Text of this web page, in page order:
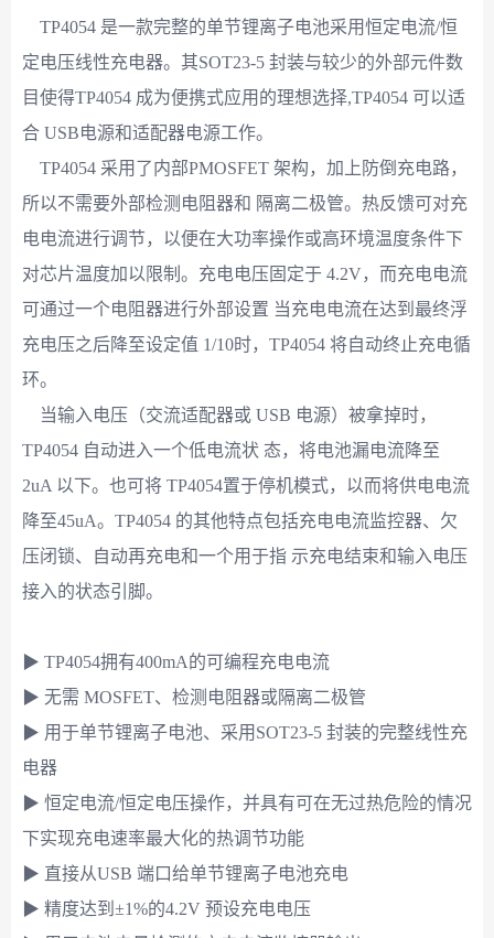
TP4054 是一款完整的单节锂离子电池采用恒定电流/恒
定电压线性充电器。其SOT23-5 封装与较少的外部元件数
目使得TP4054 成为便携式应用的理想选择,TP4054 可以适
合 USB电源和适配器电源工作。
TP4054 采用了内部PMOSFET 架构，加上防倒充电路，
所以不需要外部检测电阻器和 隔离二极管。热反馈可对充
电电流进行调节，以便在大功率操作或高环境温度条件下
对芯片温度加以限制。充电电压固定于 4.2V，而充电电流
可通过一个电阻器进行外部设置 当充电电流在达到最终浮
充电压之后降至设定值 1/10时，TP4054 将自动终止充电循
环。
当输入电压（交流适配器或 USB 电源）被拿掉时，
TP4054 自动进入一个低电流状 态，将电池漏电流降至
2uA 以下。也可将 TP4054置于停机模式，以而将供电电流
降至45uA。TP4054 的其他特点包括充电电流监控器、欠
压闭锁、自动再充电和一个用于指 示充电结束和输入电压
接入的状态引脚。
▶ TP4054拥有400mA的可编程充电电流
▶ 无需 MOSFET、检测电阻器或隔离二极管
▶ 用于单节锂离子电池、采用SOT23-5 封装的完整线性充
电器
▶ 恒定电流/恒定电压操作，并具有可在无过热危险的情况
下实现充电速率最大化的热调节功能
▶ 直接从USB 端口给单节锂离子电池充电
▶ 精度达到±1%的4.2V 预设充电电压